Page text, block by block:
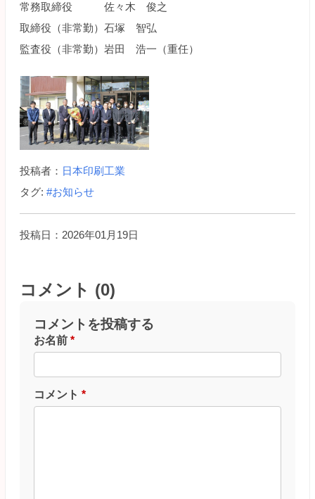
常務取締役 佐々木 俊之
取締役（非常勤）石塚 智弘
監査役（非常勤）岩田 浩一（重任）
投稿者： 日本印刷工業
タグ: #お知らせ
投稿日：2026年01月19日
コメント (0)
コメントを投稿する
お名前 *
コメント *